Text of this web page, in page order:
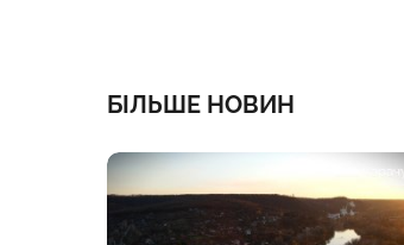
БІЛЬШЕ НОВИН